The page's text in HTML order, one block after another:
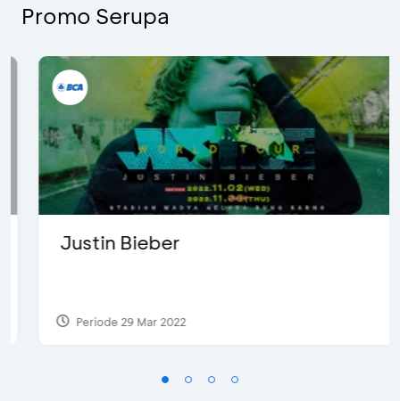
Promo Serupa
Justin Bieber
Periode 29 Mar 2022